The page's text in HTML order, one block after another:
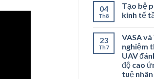
04
Th8
Tạo bệ
kinh tế
23
Th7
VASA
nghiệm
UAV
độ cao
tuệ